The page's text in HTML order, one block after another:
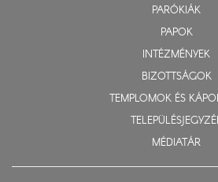
PARÓKIÁK
PAPOK
INTÉZMÉNYEK
BIZOTTSÁGOK
TEMPLOMOK ÉS
MÉDIATÁR